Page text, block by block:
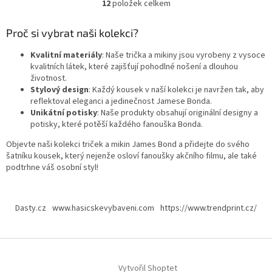
O
l
d
a
í
p
r
v
y
v
s
12položek celkem
Proč si vybrat naši kolekci?
Kvalitní materiály: Naše trička a mikiny jsou vyrobeny z vysoce
kvalitních látek, které zajišťují pohodlné nošení a dlouhou
životnost.
Stylový design: Každý kousek v naší kolekci je navržen tak, aby
reflektoval eleganci a jedinečnost Jamese Bonda.
Unikátní potisky: Naše produkty obsahují originální designy a
potisky, které potěší každého fanouška Bonda.
Objevte naši kolekci triček a mikin James Bond a přidejte do svého
šatníku kousek, který nejenže osloví fanoušky akčního filmu, ale také
podtrhne váš osobní styl!
Dasty.cz www.hasicskevybaveni.com https://www.trendprint.cz/
Vytvořil Shoptet